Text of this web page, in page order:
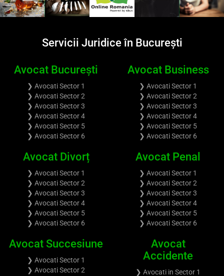
Servicii Juridice în București
Avocat București
❯ Avocati Sector 1
❯ Avocati Sector 2
❯ Avocati Sector 3
❯ Avocati Sector 4
❯ Avocati Sector 5
❯ Avocati Sector 6
Avocat Business
❯ Avocati Sector 1
❯ Avocati Sector 2
❯ Avocati Sector 3
❯ Avocati Sector 4
❯ Avocati Sector 5
❯ Avocati Sector 6
Avocat Divorț
❯ Avocati Sector 1
❯ Avocati Sector 2
❯ Avocati Sector 3
❯ Avocati Sector 4
❯ Avocati Sector 5
❯ Avocati Sector 6
Avocat Penal
❯ Avocati Sector 1
❯ Avocati Sector 2
❯ Avocati Sector 3
❯ Avocati Sector 4
❯ Avocati Sector 5
❯ Avocati Sector 6
Avocat Succesiune
❯ Avocati Sector 1
❯ Avocati Sector 2
Avocat
Accidente
❯ Avocati in Sector 1